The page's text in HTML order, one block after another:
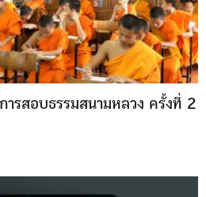
ารสอบธรรมสนามหลวง ครั้งที่ 2